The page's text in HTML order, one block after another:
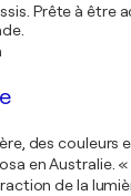
Prête à être
des couleurs
en Australie. «
de la